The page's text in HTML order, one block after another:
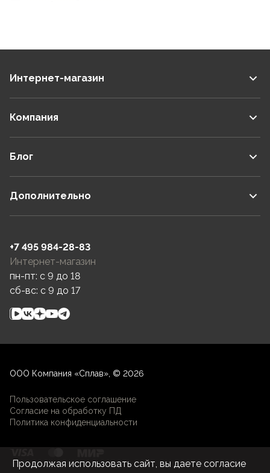
Интернет-магазин
Компания
Блог
Дополнительно
+7 495 984-28-83
Интернет-магазин
пн-пт: c 9 до 18
сб-вс: c 9 до 17
ООО Компания «Сплав», © 2026
Пользовательское соглашение
Согласие на обработку ПД
Политика конфиденциальности
Продолжая использовать сайт, вы даете согласие